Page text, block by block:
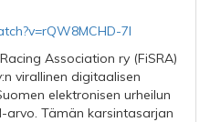
7I
Association ry (FiSRA)
virallinen digitaalisen
elektronisen urheilun
arvo. Tämän karsintasarjan